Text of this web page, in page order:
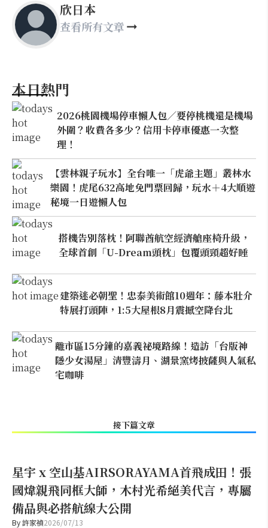
欣日本
查看所有文章
本日熱門
2026桃園機場停車懶人包／要停桃機還是機場
外圍？收費各多少？信用卡停車優惠一次整
理！
【雲林親子玩水】全台唯一「虎爺主題」叢林水
樂園！虎尾632高地免門票回歸，玩水＋4大順遊
秘境一日遊懶人包
搭機告別落枕！阿聯酋航空經濟艙座椅升級，
全球首創「U-Dream頭枕」包覆頭頸超好睡
建築迷必朝聖！忠泰美術館10週年：藤本壯介
特展打頭陣，1:5大屋根8月震撼空降台北
離市區15分鐘的嘉義祕境路線！造訪「台版神
隱少女湯屋」清豐濤月、湖景窯烤披薩與人氣私
宅咖啡
接下篇文章
星宇 x 空山基AIRSORAYAMA首飛成田！張
國煒親飛同框大師，木村光希絕美代言，專屬
備品與必搭航線大公開
By許家禎2026/07/13